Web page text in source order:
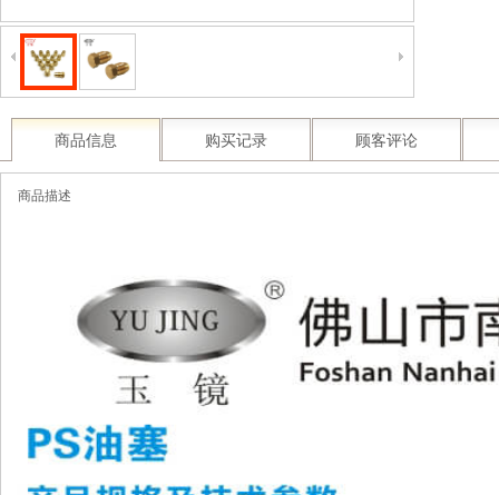
商品信息 购买记录 顾客评论
商品描述